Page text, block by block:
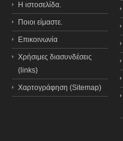
Η ιστοσελίδα.
Ποιοι είμαστε.
Επικοινωνία
Χρήσιμες διασυνδέσεις
(links)
Χαρτογράφηση (Sitemap)